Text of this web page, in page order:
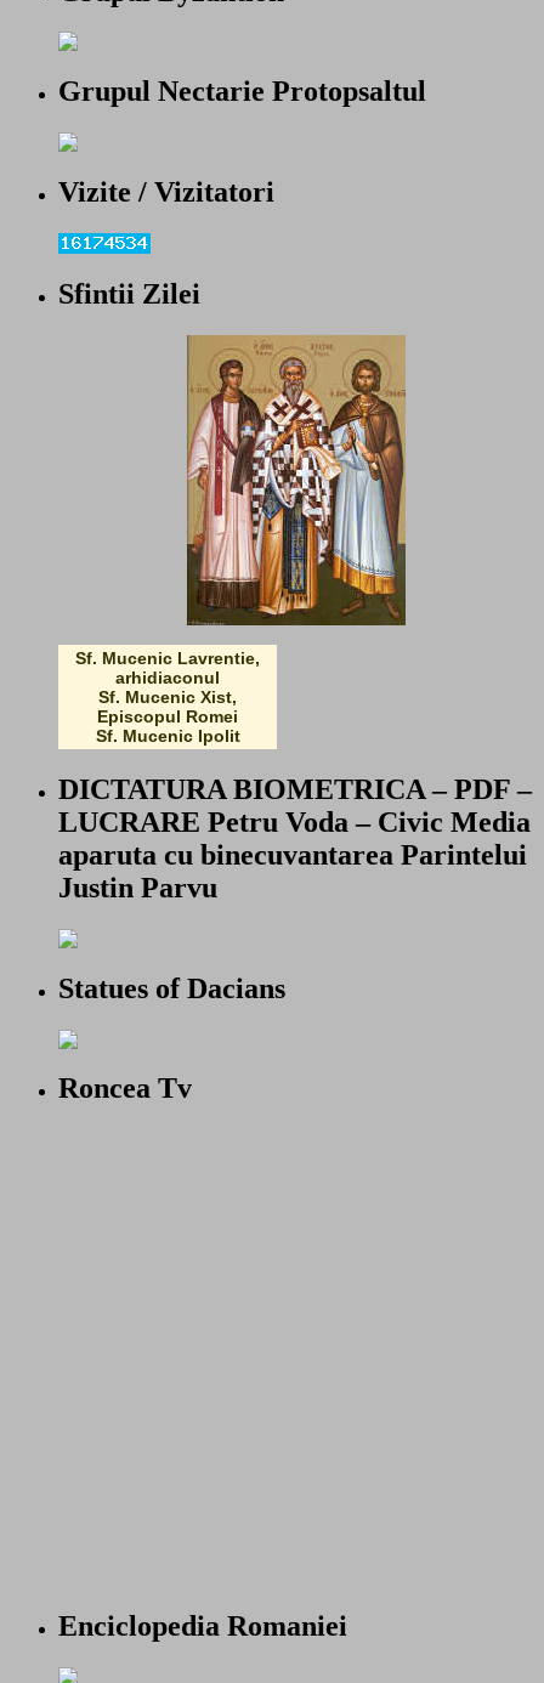
Grupul Nectarie Protopsaltul
Vizite / Vizitatori
Sfintii Zilei
Sf. Mucenic Lavrentie,
arhidiaconul
Sf. Mucenic Xist,
Episcopul Romei
Sf. Mucenic Ipolit
DICTATURA BIOMETRICA – PDF –
LUCRARE Petru Voda – Civic Media
aparuta cu binecuvantarea Parintelui
Justin Parvu
Statues of Dacians
Roncea Tv
Enciclopedia Romaniei